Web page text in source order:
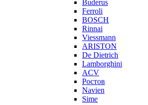
Buderus
Ferroli
BOSCH
Rinnai
Viessmann
ARISTON
De Dietrich
Lamborghini
ACV
Ростов
Navien
Sime